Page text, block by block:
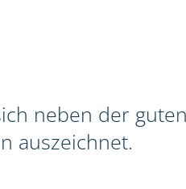
neben der guten
auszeichnet.